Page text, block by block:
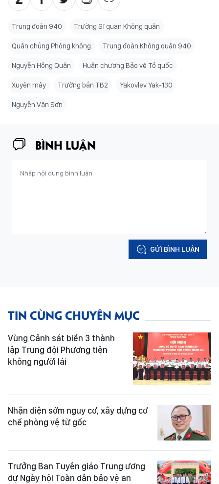
Trung đoàn 940 Trường Sĩ quan Không quân
Quân chủng Phòng không Trung đoàn Không quân 940
Nguyễn Hồng Quân Huân chương Bảo vệ Tổ quốc
Xuyên mây Trường bắn TB2 Yakovlev Yak-130
Nguyễn Văn Sơn
BÌNH LUẬN
GỬI BÌNH LUẬN
TIN CÙNG CHUYÊN MỤC
Vùng Cảnh sát biển 3 thành
lập Trung đội Phương tiện
không người lái
Nhận diện sớm nguy cơ, xây dựng cơ
chế phòng vệ từ gốc
Trưởng Ban Tuyên giáo Trung ương
dự Ngày hội Toàn dân bảo vệ an